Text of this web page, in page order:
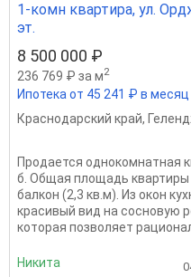
1-комн квартира, ул.
эт.
8 500 000 ₽
236 769 ₽ за м2
Ипотека от 45 241 ₽ в месяц
Краснодарский край,
Продается однокомнатная
б. Общая площадь квартиры
балкон (2,3 кв.м). Из окон
красивый вид на сосновую
которая позволяет
Никита